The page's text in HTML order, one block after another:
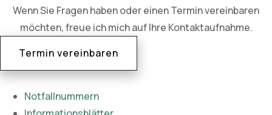
Wenn Sie Fragen haben oder einen Termin vereinbaren
möchten, freue ich mich auf Ihre Kontaktaufnahme.
Termin vereinbaren
Notfallnummern